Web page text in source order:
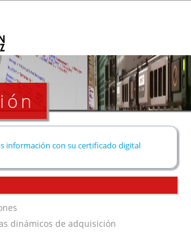
información con su certificado digital
dinámicos de adquisición